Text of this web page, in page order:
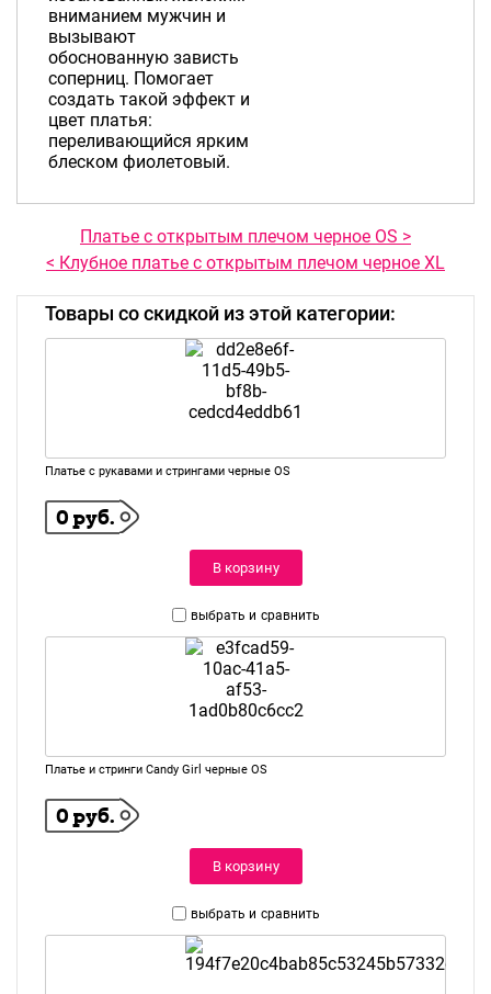
вниманием мужчин и
вызывают
обоснованную зависть
соперниц. Помогает
создать такой эффект и
цвет платья:
переливающийся ярким
блеском фиолетовый.
Платье с открытым плечом черное OS >
< Клубное платье с открытым плечом черное XL
Товары со скидкой из этой категории:
Платье с рукавами и стрингами черные OS
0 руб.
В корзину
выбрать и сравнить
Платье и стринги Candy Girl черные OS
0 руб.
В корзину
выбрать и сравнить